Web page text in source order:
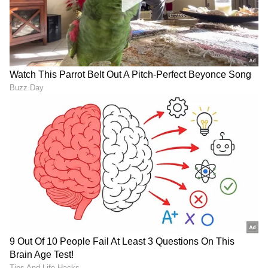
DOWNLOAD APP
RECOMMENDED STORIES